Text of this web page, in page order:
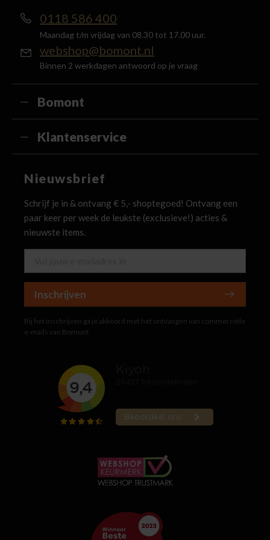
0118 586 400
Maandag t/m vrijdag van 08.30 tot 17.00 uur.
webshop@bomont.nl
Binnen 2 werkdagen antwoord op je vraag
Bomont
Klantenservice
Nieuwsbrief
Schrijf je in & ontvang € 5,- shoptegoed! Ontvang een
paar keer per week de leukste (exclusieve!) acties &
nieuwste items.
Inschrijven
Bij het inschrijven ga je akkoord met het ontvangen van commerciële
e-mails van Bomont.